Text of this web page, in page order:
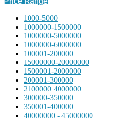
1000-5000
1000000-1500000
1000000-5000000
1000000-6000000
100001-200000
15000000-20000000
1500001-2000000
200001-300000
2100000-4000000
300000-350000
350001-400000
40000000 - 45000000